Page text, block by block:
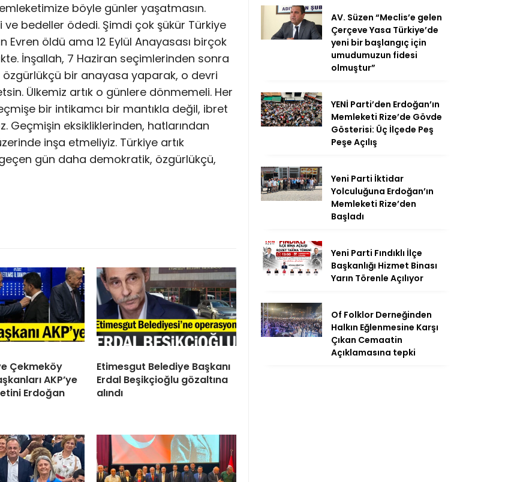
böyle günler yaşatmasın.
bedeller ödedi. Şimdi çok şükür Türkiye
Evren öldü ama 12 Eylül Anayasası birçok
İnşallah, 7 Haziran seçimlerinden sonra
bir anayasa yaparak, o devri
Ülkemiz artık o günlere dönmemeli. Her
bir intikamcı bir mantıkla değil, ibret
Geçmişin eksikliklerinden, hatlarından
inşa etmeliyiz. Türkiye artık
gün daha demokratik, özgürlükçü,
Çekmeköy
AKP’ye
Erdoğan
Etimesgut Belediye Başkanı
Erdal Beşikçioğlu gözaltına
alındı
AV. Süzen “Meclis’e gelen
Çerçeve Yasa Türkiye’de
yeni bir başlangıç için
umudumuzun fidesi
olmuştur”
YENİ Parti’den Erdoğan’ın
Memleketi Rize’de Gövde
Gösterisi: Üç İlçede Peş
Peşe Açılış
Yeni Parti İktidar
Yolculuğuna Erdoğan’ın
Memleketi Rize’den
Başladı
Yeni Parti Fındıklı İlçe
Başkanlığı Hizmet Binası
Yarın Törenle Açılıyor
Of Folklor Derneğinden
Halkın Eğlenmesine Karşı
Çıkan Cemaatin
Açıklamasına tepki